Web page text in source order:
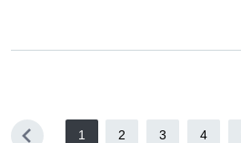
1 2 3 4